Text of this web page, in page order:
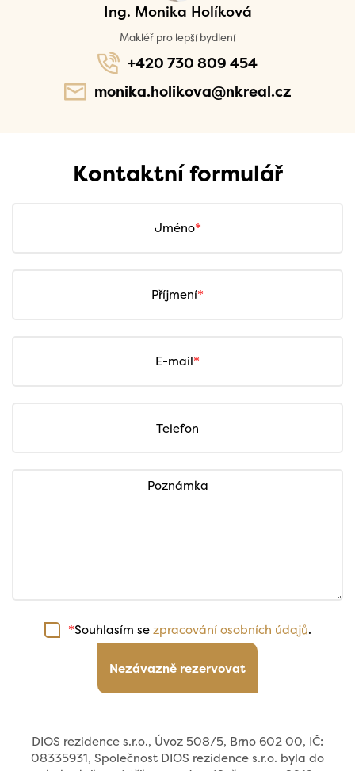
Ing. Monika Holíková
Makléř pro lepší bydlení
+420 730 809 454
monika.holikova@nkreal.cz
Kontaktní formulář
Jméno
Příjmení
E-mail
Telefon
Poznámka
*Souhlasím sezpracování osobních údajů.
Nezávazně rezervovat
DIOS rezidence s.r.o., Úvoz 508/5, Brno 602 00, IČ:
08335931, Společnost DIOS rezidence s.r.o. byla do